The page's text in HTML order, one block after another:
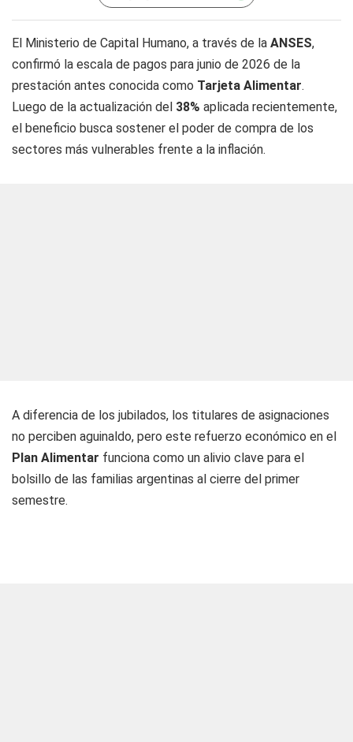
El Ministerio de Capital Humano, a través de la ANSES,
confirmó la escala de pagos para junio de 2026 de la
prestación antes conocida como Tarjeta Alimentar.
Luego de la actualización del 38% aplicada recientemente,
el beneficio busca sostener el poder de compra de los
sectores más vulnerables frente a la inflación.
A diferencia de los jubilados, los titulares de asignaciones
no perciben aguinaldo, pero este refuerzo económico en el
Plan Alimentar funciona como un alivio clave para el
bolsillo de las familias argentinas al cierre del primer
semestre.